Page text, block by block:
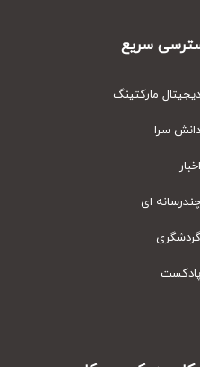
سریع
مارکتینگ
سرا
ای